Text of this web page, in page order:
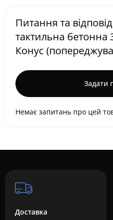
Питання та
тактильна бетонна
Конус
Задати
Немає запитань про цей
Доставка